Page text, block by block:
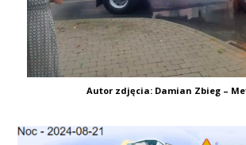
Autor zdjęcia: Damian Zbieg –